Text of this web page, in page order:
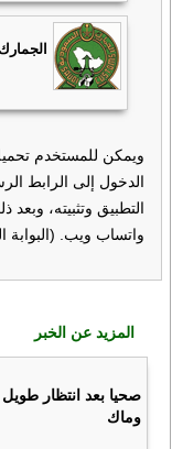
ويمكن للمستخدم
الدخول إلى الرابط
التطبيق وتثبيته،
واتساب ويب. (البوابة
المزيد عن الخبر
صحيا بعد انتظار
وماك